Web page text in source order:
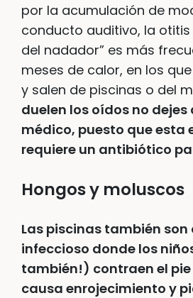
por la acumulación de
conducto auditivo, la otitis
del nadador” es más
meses de calor, en los
y salen de piscinas o del
duelen los oídos no
médico, puesto que esta
requiere un antibiótico
Hongos y moluscos
Las piscinas también son
infeccioso donde los
también!) contraen el
causa enrojecimiento y